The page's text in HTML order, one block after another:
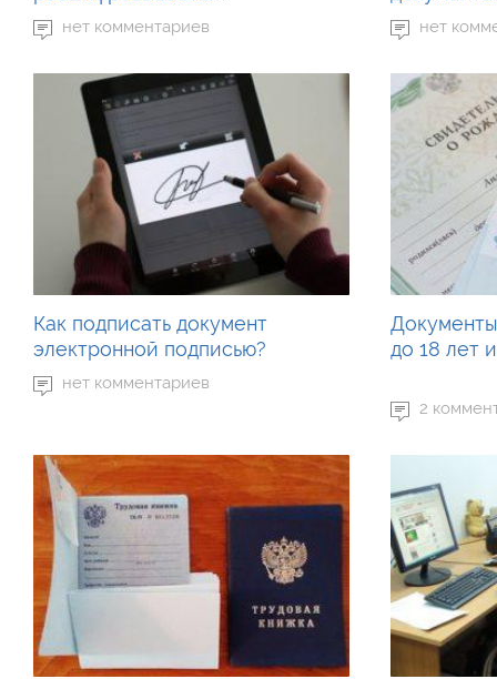
нет комментариев нет
Как подписать документ
электронной подписью?
нет комментариев
до 18 лет
2